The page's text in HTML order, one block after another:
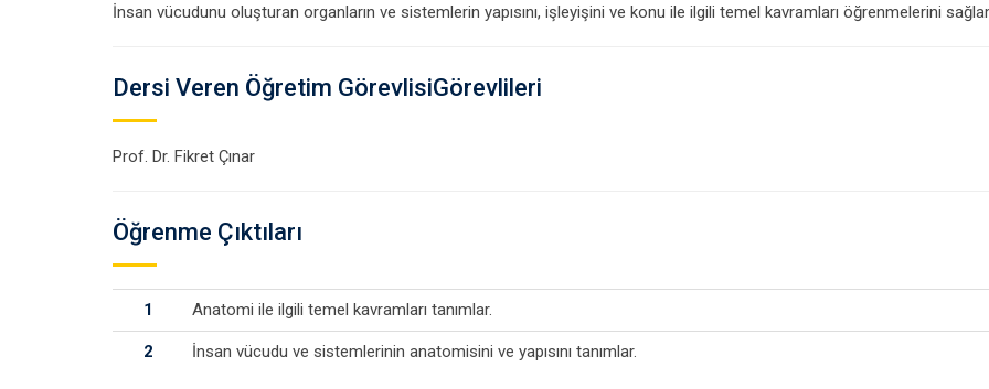
İnsan vücudunu oluşturan organların ve sistemlerin yapısını, işleyişini ve konu ile ilgili temel kavramları öğrenmelerini
Dersi Veren Öğretim GörevlisiGörevlileri
Prof. Dr. Fikret Çınar
Öğrenme Çıktıları
1 Anatomi ile ilgili temel kavramları tanımlar.
2 İnsan vücudu ve sistemlerinin anatomisini ve yapısını tanımlar.